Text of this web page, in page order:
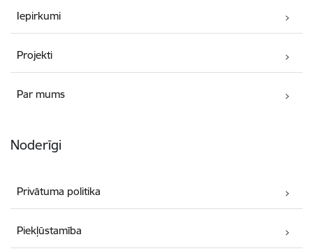
Iepirkumi
Projekti
Par mums
Noderīgi
Privātuma politika
Piekļūstamība